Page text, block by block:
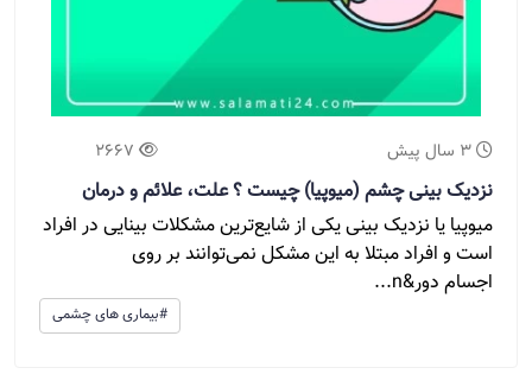
3 سال پیش 2667
نزدیک بینی چشم (میوپیا) چیست ؟ علت، علائم و درمان
میوپیا یا نزدیک بینی یکی از شایع‌ترین مشکلات بینایی در افراد
است و افراد مبتلا به این مشکل نمی‌توانند بر روی
اجسام دور&n...
#بیماری های چشمی